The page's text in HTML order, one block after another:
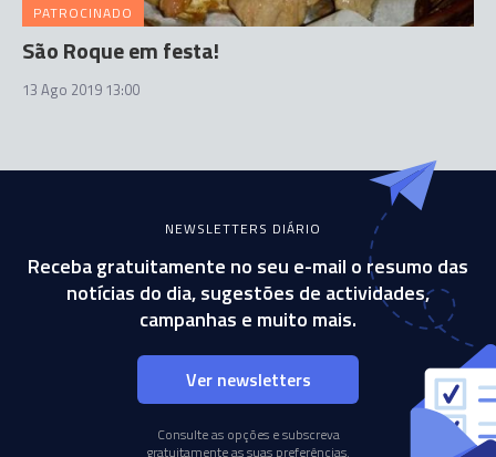
PATROCINADO
São Roque em festa!
13 Ago 2019 13:00
NEWSLETTERS DIÁRIO
Receba gratuitamente no seu e-mail o resumo das
notícias do dia, sugestões de actividades,
campanhas e muito mais.
Ver newsletters
Consulte as opções e subscreva
gratuitamente as suas preferências.